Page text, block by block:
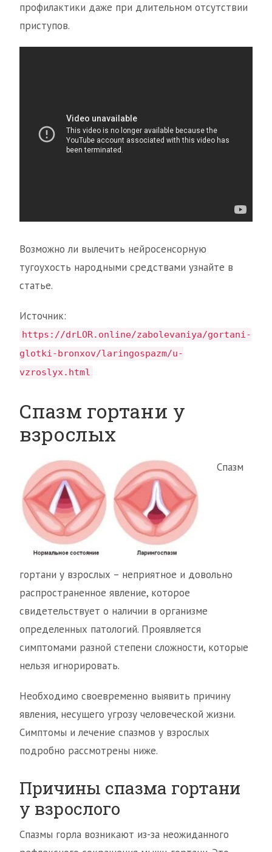
профилактики даже при длительном отсутствии
приступов.
Возможно ли вылечить нейросенсорную
тугоухость народными средствами узнайте в
статье.
Источник:
https://drLOR.online/zabolevaniya/gortani-
glotki-bronxov/laringospazm/u-
vzroslyx.html
Спазм гортани у
взрослых
Спазм
гортани у взрослых – неприятное и довольно
распространенное явление, которое
свидетельствует о наличии в организме
определенных патологий. Проявляется
симптомами разной степени сложности, которые
нельзя игнорировать.
Необходимо своевременно выявить причину
явления, несущего угрозу человеческой жизни.
Симптомы и лечение спазмов у взрослых
подробно рассмотрены ниже.
Причины спазма гортани
у взрослого
Спазмы горла возникают из-за неожиданного